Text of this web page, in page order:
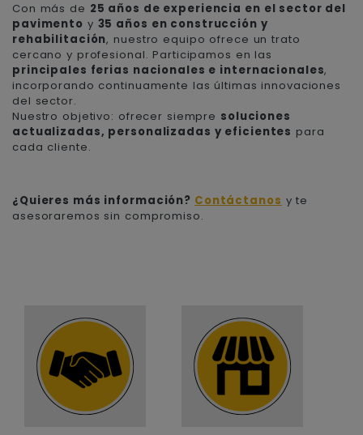
Con más de 25 años de experiencia en el sector del
pavimento y 35 años en construcción y
rehabilitación, nuestro equipo ofrece un trato
cercano y profesional. Participamos en las
principales ferias nacionales e internacionales,
incorporando continuamente las últimas innovaciones
del sector.
Nuestro objetivo: ofrecer siempre soluciones
actualizadas, personalizadas y eficientes para
cada cliente.
¿Quieres más información? Contáctanos y te
asesoraremos sin compromiso.